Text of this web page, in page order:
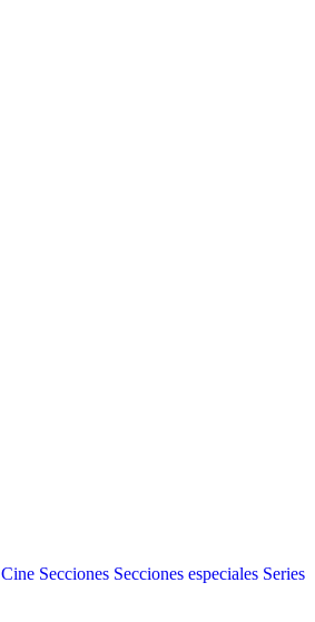
Cine Secciones Secciones especiales Series